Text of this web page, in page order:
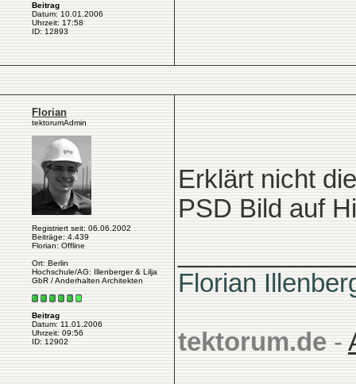
Beitrag
Datum: 10.01.2006
Uhrzeit: 17:58
ID: 12893
Florian
tektorumAdmin
Registriert seit: 06.06.2002
Beiträge: 4.439
Florian: Offline
Ort: Berlin
Hochschule/AG: Illenberger & Lilja
GbR / Anderhalten Architekten
Beitrag
Datum: 11.01.2006
Uhrzeit: 09:56
ID: 12902
Erklärt nicht
PSD Bild auf
Florian
tektorum.de -